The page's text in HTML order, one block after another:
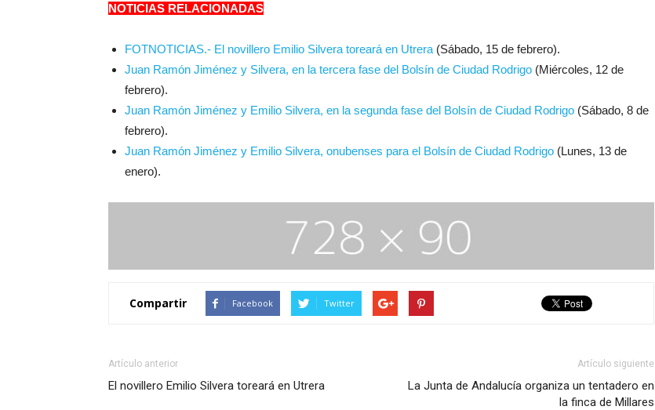
NOTICIAS RELACIONADAS
FOTNOTICIAS.- El novillero Emilio Silvera toreará en Utrera (Sábado, 15 de febrero).
Juan Ramón Jiménez y Silvera, en la tercera fase del Bolsín de Ciudad Rodrigo (Miércoles, 12 de
febrero).
Juan Ramón Jiménez y Emilio Silvera, en la segunda fase del Bolsín de Ciudad Rodrigo (Sábado, 8 de
febrero).
Juan Ramón Jiménez y Emilio Silvera, onubenses para el Bolsín de Ciudad Rodrigo (Lunes, 13 de
enero).
Compartir Facebook Twitter
Artículo anterior
El novillero Emilio Silvera toreará en Utrera
Artículo siguiente
La Junta de Andalucía organiza un tentadero en
la finca de Millares